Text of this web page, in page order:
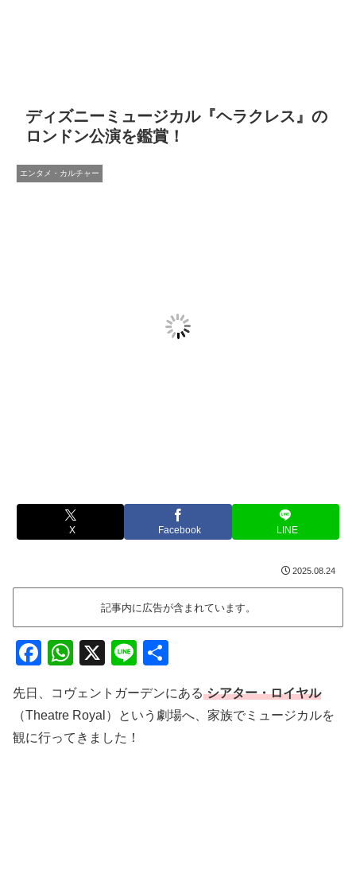
ディズニーミュージカル『ヘラクレス』の
ロンドン公演を鑑賞！
エンタメ・カルチャー
X Facebook LINE
2025.08.24
記事内に広告が含まれています。
F
c
e
W
at
s
X
Li
e
先日、コヴェントガーデンにあるシアター・ロイヤル
（Theatre Royal）という劇場へ、家族でミュージカルを
観に行ってきました！